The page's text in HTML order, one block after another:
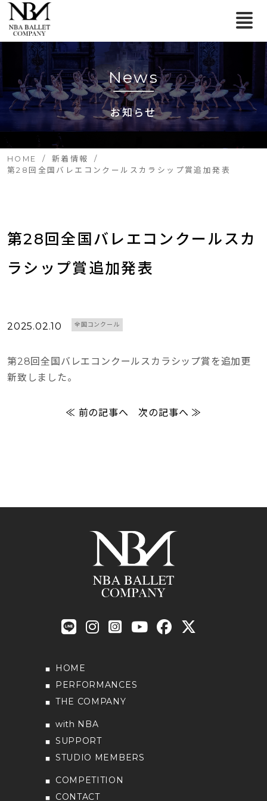
News
お知らせ
HOME
新着情報
第28回全国バレエコンクールスカラシップ賞追加発表
第28回全国バレエコンクールスカ
ラシップ賞追加発表
2025.02.10 全国コンクール
第28回全国バレエコンクールスカラシップ賞を追加更
新致しました。
≪ 前の記事へ 次の記事へ ≫
HOME
PERFORMANCES
THE COMPANY
with NBA
SUPPORT
STUDIO MEMBERS
COMPETITION
CONTACT